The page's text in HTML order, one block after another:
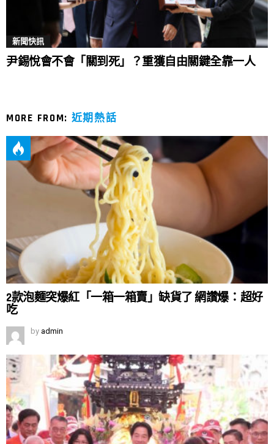
新聞快訊
尹錫悅會不會「關到死」？重獲自由關鍵全靠一人
MORE FROM: 近期熱話
2款泡麵突爆紅「一箱一箱賣」缺貨了 網讚爆：超好
吃
by admin